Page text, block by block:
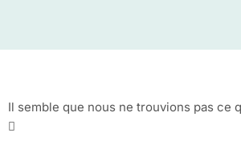
Il semble que nous ne trouvions pas ce